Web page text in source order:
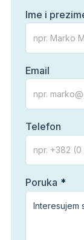
Ime i
Email
Telefon
Poruka